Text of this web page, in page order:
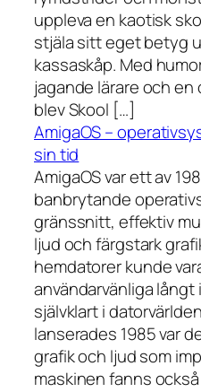
uppleva en kaotisk
stjäla sitt eget betyg
kassaskåp. Med
jagande lärare och en
blev Skool […]
AmigaOS –
sin tid
AmigaOS var ett av
banbrytande
gränssnitt, effektiv
ljud och färgstark
hemdatorer kunde
användarvänliga
självklart i
lanserades 1985 var
grafik och ljud som
maskinen fanns